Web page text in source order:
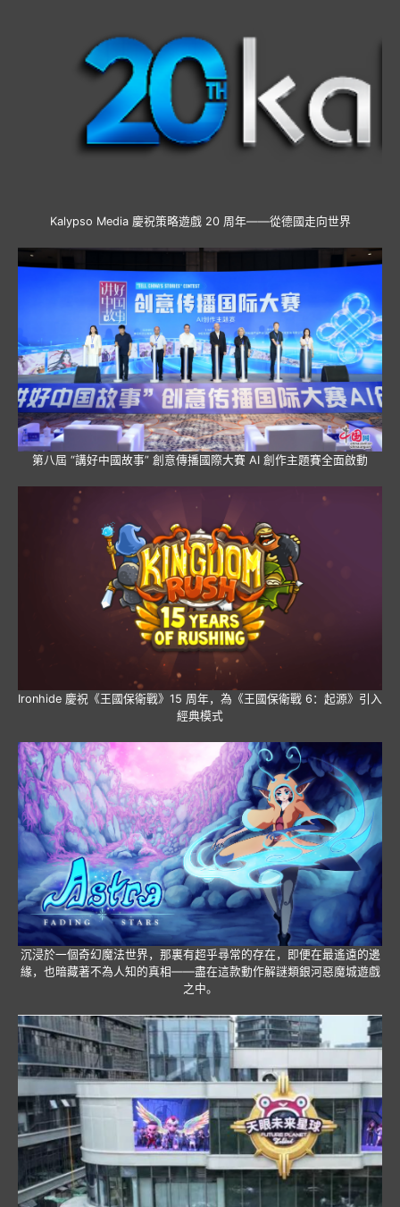
Kalypso Media 慶祝策略遊戲 20 周年——從德國走向世界
第八屆 “講好中國故事” 創意傳播國際大賽 AI 創作主題賽全面啟動
Ironhide 慶祝《王國保衛戰》15 周年，為《王國保衛戰 6：起源》引入
經典模式
沉浸於一個奇幻魔法世界，那裏有超乎尋常的存在，即便在最遙遠的邊
緣，也暗藏著不為人知的真相——盡在這款動作解謎類銀河惡魔城遊戲
之中。